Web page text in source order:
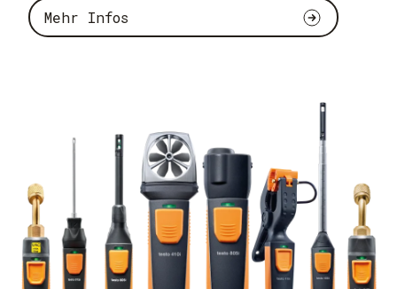
Mehr Infos